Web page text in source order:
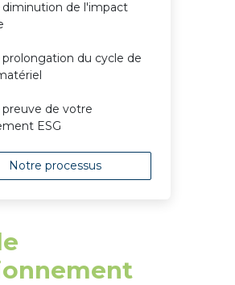
diminution de l'impact
prolongation du cycle de
preuve de votre
ESG
Notre processus